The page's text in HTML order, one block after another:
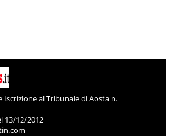
al Tribunale di Aosta n.
13/12/2012